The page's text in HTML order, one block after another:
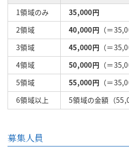
1領域のみ
35,000円
2領域
40,000円 （＝
3領域
45,000円 （＝
4領域
50,000円 （＝
5領域
55,000円 （＝
6領域以上
5領域の金額（
募集人員